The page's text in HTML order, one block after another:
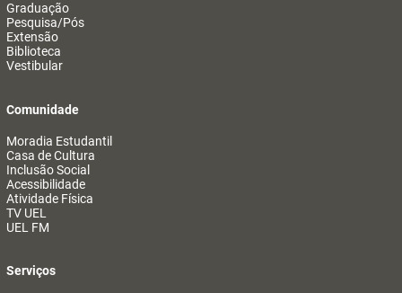
Graduação
Pesquisa/Pós
Extensão
Biblioteca
Vestibular
Comunidade
Moradia Estudantil
Casa de Cultura
Inclusão Social
Acessibilidade
Atividade Física
TV UEL
UEL FM
Serviços